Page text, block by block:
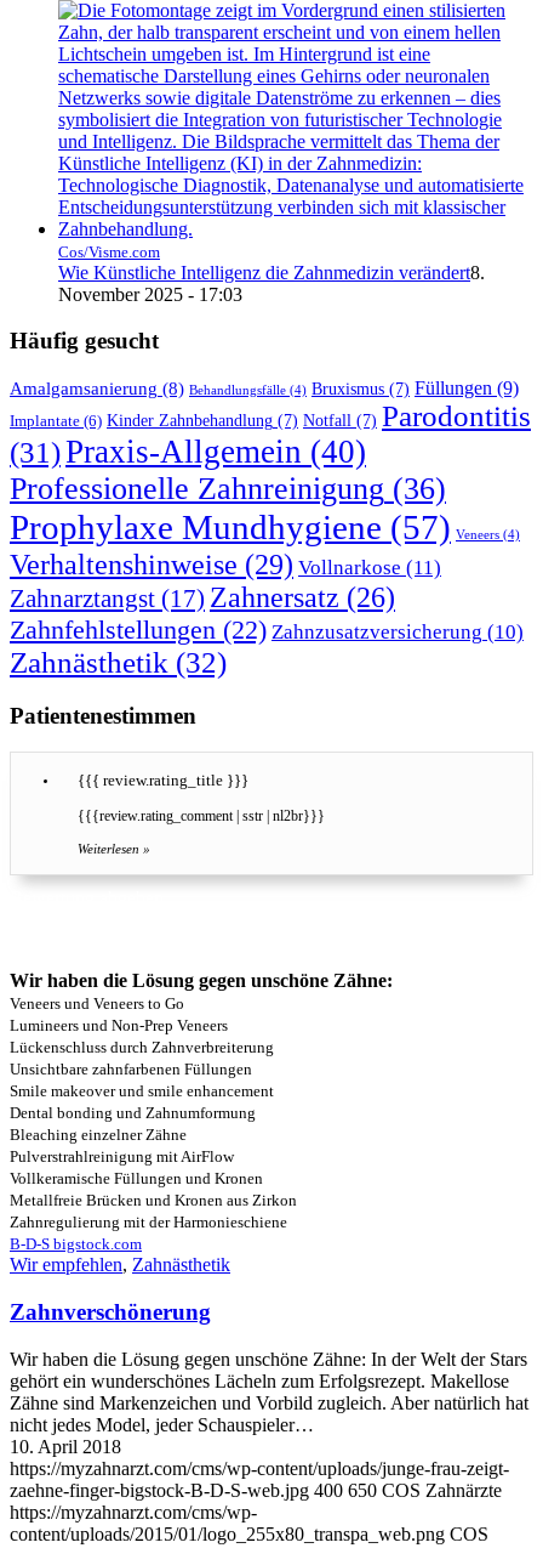
Cos/Visme.com
Wie Künstliche Intelligenz die Zahnmedizin verändert8.
November 2025 - 17:03
Häufig gesucht
Amalgamsanierung (8) Behandlungsfälle (4) Bruxismus (7) Füllungen (9)
Implantate (6) Kinder Zahnbehandlung (7) Notfall (7) Parodontitis
(31)Praxis-Allgemein (40)
Professionelle Zahnreinigung (36)
Prophylaxe Mundhygiene (57) Veneers (4)
Verhaltenshinweise (29) Vollnarkose (11)
Zahnarztangst (17) Zahnersatz (26)
Zahnfehlstellungen (22) Zahnzusatzversicherung (10)
Zahnästhetik (32)
Patientenestimmen
{{{ review.rating_title }}}
{{{review.rating_comment | sstr | nl2br}}}
Weiterlesen »
Wir haben die Lösung gegen unschöne Zähne:
Veneers und Veneers to Go
Lumineers und Non-Prep Veneers
Lückenschluss durch Zahnverbreiterung
Unsichtbare zahnfarbenen Füllungen
Smile makeover und smile enhancement
Dental bonding und Zahnumformung
Bleaching einzelner Zähne
Pulverstrahlreinigung mit AirFlow
Vollkeramische Füllungen und Kronen
Metallfreie Brücken und Kronen aus Zirkon
Zahnregulierung mit der Harmonieschiene
B-D-S bigstock.com
Wir empfehlen, Zahnästhetik
Zahnverschönerung
Wir haben die Lösung gegen unschöne Zähne: In der Welt der Stars
gehört ein wunderschönes Lächeln zum Erfolgsrezept. Makellose
Zähne sind Markenzeichen und Vorbild zugleich. Aber natürlich hat
nicht jedes Model, jeder Schauspieler…
10. April 2018
https://myzahnarzt.com/cms/wp-content/uploads/junge-frau-zeigt-
zaehne-finger-bigstock-B-D-S-web.jpg 400 650 COS Zahnärzte
https://myzahnarzt.com/cms/wp-
content/uploads/2015/01/logo_255x80_transpa_web.png COS